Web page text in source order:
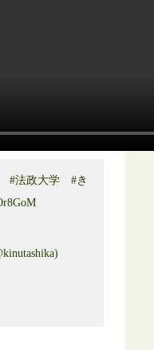
#法政大学
#き